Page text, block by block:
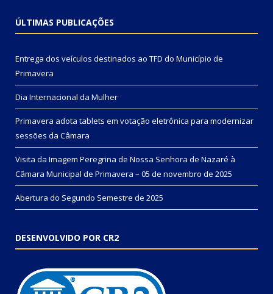
ÚLTIMAS PUBLICAÇÕES
Entrega dos veículos destinados ao TFD do Município de
Primavera
Dia Internacional da Mulher
Primavera adota tablets em votação eletrônica para modernizar
sessões da Câmara
Visita da Imagem Peregrina de Nossa Senhora de Nazaré à
Câmara Municipal de Primavera – 05 de novembro de 2025
Abertura do Segundo Semestre de 2025
DESENVOLVIDO POR CR2